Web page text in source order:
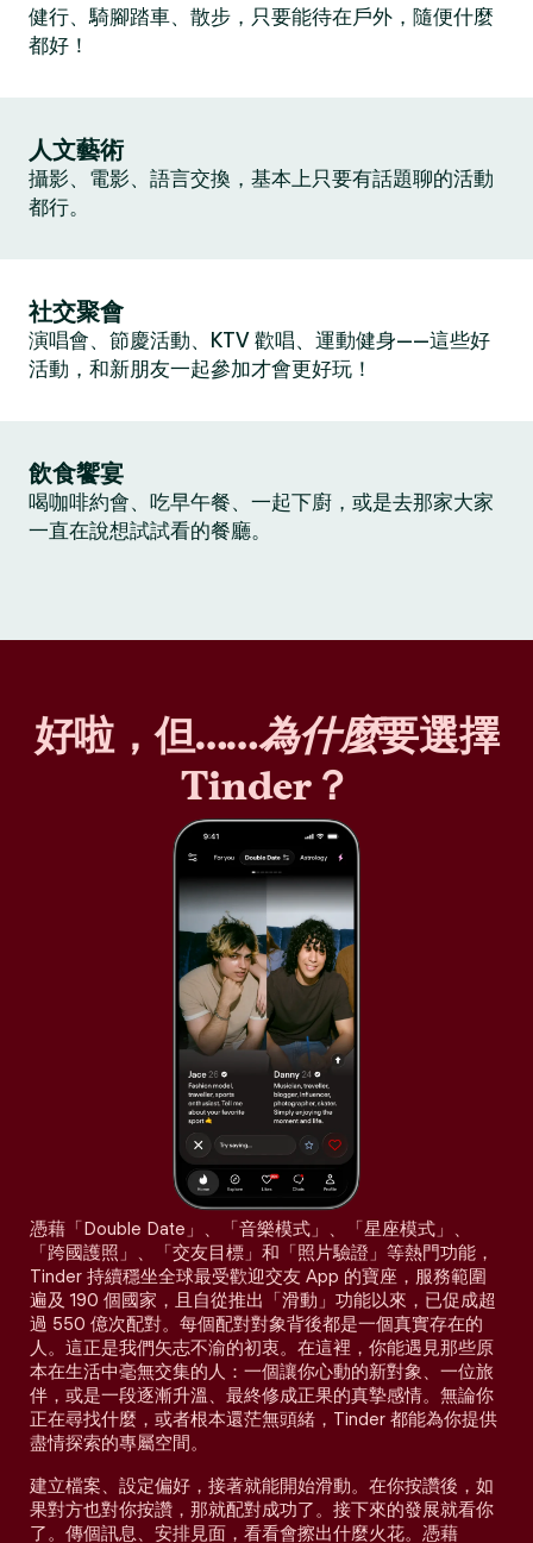
健行、騎腳踏車、散步，只要能待在戶外，隨便什麼
都好！
人文藝術
攝影、電影、語言交換，基本上只要有話題聊的活動
都行。
社交聚會
演唱會、節慶活動、KTV 歡唱、運動健身——這些好
活動，和新朋友一起參加才會更好玩！
飲食饗宴
喝咖啡約會、吃早午餐、一起下廚，或是去那家大家
一直在說想試試看的餐廳。
好啦，但……為什麼要選擇
Tinder？
憑藉「Double Date」、「音樂模式」、「星座模式」、
「跨國護照」、「交友目標」和「照片驗證」等熱門功能，
Tinder 持續穩坐全球最受歡迎交友 App 的寶座，服務範圍
遍及 190 個國家，且自從推出「滑動」功能以來，已促成超
過 550 億次配對。每個配對對象背後都是一個真實存在的
人。這正是我們矢志不渝的初衷。在這裡，你能遇見那些原
本在生活中毫無交集的人：一個讓你心動的新對象、一位旅
伴，或是一段逐漸升溫、最終修成正果的真摯感情。無論你
正在尋找什麼，或者根本還茫無頭緒，Tinder 都能為你提供
盡情探索的專屬空間。
建立檔案、設定偏好，接著就能開始滑動。在你按讚後，如
果對方也對你按讚，那就配對成功了。接下來的發展就看你
了。傳個訊息、安排見面，看看會擦出什麼火花。憑藉